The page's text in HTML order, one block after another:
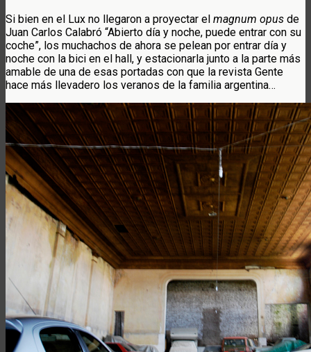
Si bien en el Lux no llegaron a proyectar el magnum opus de
Juan Carlos Calabró “Abierto día y noche, puede entrar con su
coche”, los muchachos de ahora se pelean por entrar día y
noche con la bici en el hall, y estacionarla junto a la parte más
amable de una de esas portadas con que la revista Gente
hace más llevadero los veranos de la familia argentina…